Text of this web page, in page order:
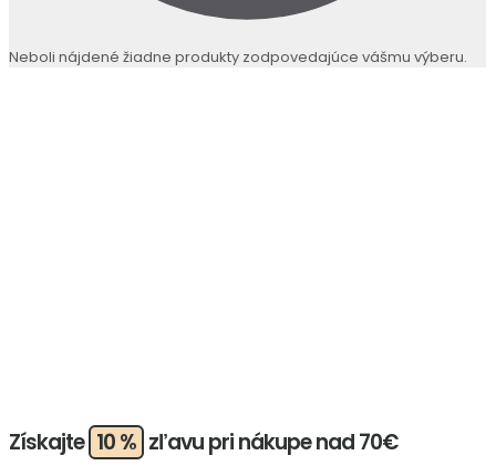
Neboli nájdené žiadne produkty zodpovedajúce vášmu výberu.
Získajte 10 % zľavu pri nákupe nad 70€